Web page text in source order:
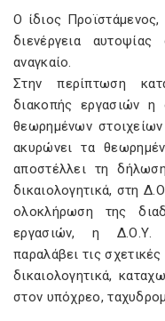
Ο ίδιος Προϊστάμενος,
διενέργεια
αναγκαίο.
Στην περίπτωση
διακοπής εργασιών η
θεωρημένων
ακυρώνει τα
αποστέλλει τη
δικαιολογητικά, στη
ολοκλήρωση της
εργασιών, η Δ.Ο.Υ.
παραλάβει τις
δικαιολογητικά,
στον υπόχρεο,